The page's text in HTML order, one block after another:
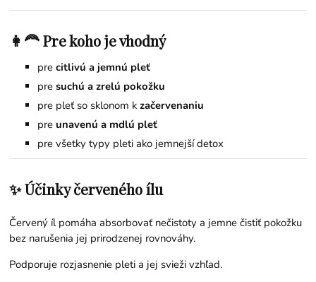
👩‍🦰 Pre koho je vhodný
precitlivú a jemnú pleť
presuchú a zrelú pokožku
pre pleť so sklonom kzačervenaniu
pre unavenú a mdlú pleť
pre všetky typy pleti ako jemnejší detox
✨ Účinky červeného ílu
Červený íl pomáha absorbovať nečistoty a jemne čistiť pokožku
bez narušenia jej prirodzenej rovnováhy.
Podporuje rozjasnenie pleti a jej svieži vzhľad.